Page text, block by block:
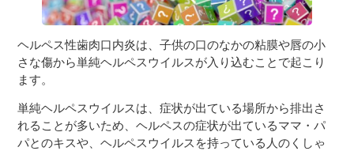
ヘルペス性歯肉口内炎は、子供の口のなかの粘膜や唇の小
さな傷から単純ヘルペスウイルスが入り込むことで起こり
ます。
単純ヘルペスウイルスは、症状が出ている場所から排出さ
れることが多いため、ヘルペスの症状が出ているママ・パ
パとのキスや、ヘルペスウイルスを持っている人のくしゃ